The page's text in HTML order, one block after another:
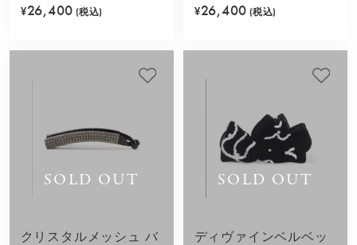
¥26,400 (税込) ¥26,400 (税込)
SOLD OUT
クリスタルメッシュ バ
SOLD OUT
ディヴァインベルベッ